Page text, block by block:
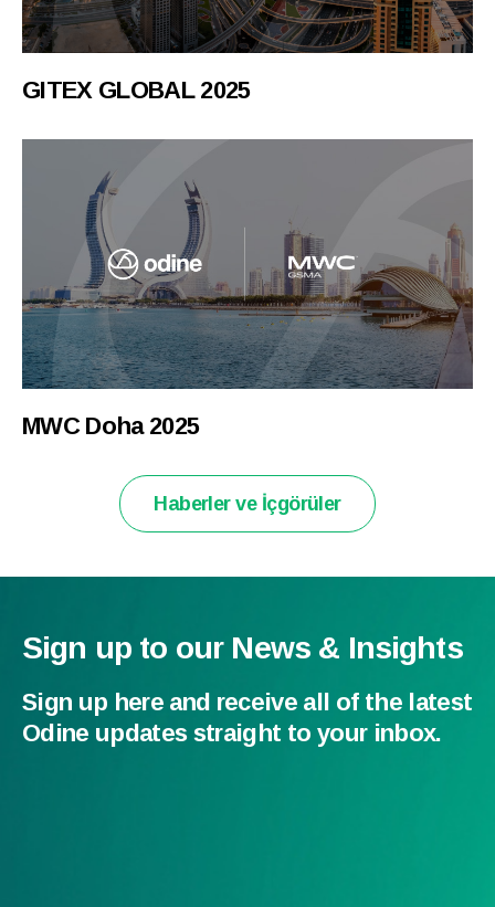
GITEX GLOBAL 2025
MWC Doha 2025
Haberler ve İçgörüler
Sign up to our News & Insights
Sign up here and receive all of the latest
Odine updates straight to your inbox.